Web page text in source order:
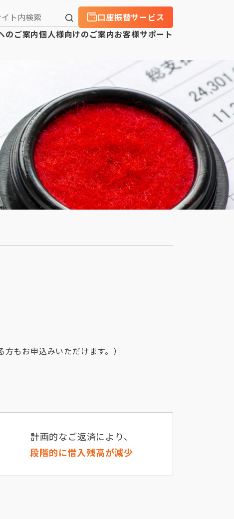
口座振替サービス
のご案内個人様向けのご案内お客様サポート
もお申込みいただけます。）
計画的なご返済により、
段階的に借入残高が減少